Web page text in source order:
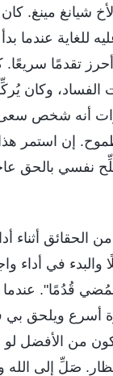
مينغ. كان
عندما
تقدمًا
الفساد، وكان
أنه شخص
إن استمر
بالحق
أثناء
والبدء في أداء
قُدُمًا".
أسرع ويلحق بي
من الأفضل لو
صَلِّ إلى